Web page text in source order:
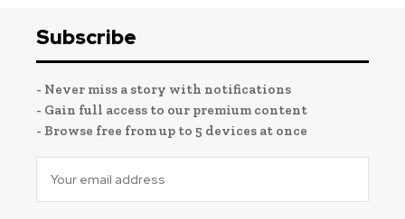
Subscribe
- Never miss a story with notifications
- Gain full access to our premium content
- Browse free from up to 5 devices at once